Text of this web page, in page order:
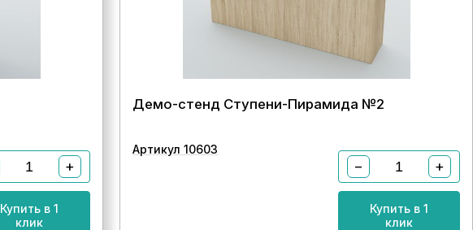
+
Купить в 1
клик
Демо-стенд Ступени-Пирамида №2
Артикул 10603
− +
Купить в 1
клик